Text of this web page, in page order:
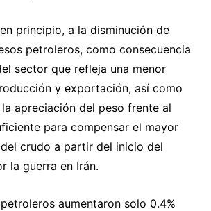
principio, a la disminución de
petroleros, como consecuencia
sector que refleja una menor
y exportación, así como
apreciación del peso frente al
para compensar el mayor
crudo a partir del inicio del
la guerra en Irán.
aumentaron solo 0.4%